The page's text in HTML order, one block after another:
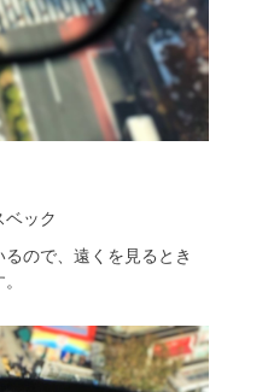
ベック
ので、遠くを見るとき